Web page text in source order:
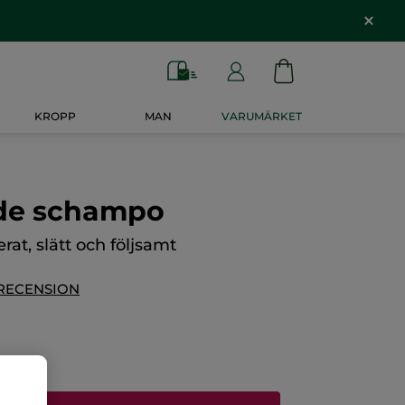
KROPP MAN VARUMÄRKET
schampo
slätt och följsamt